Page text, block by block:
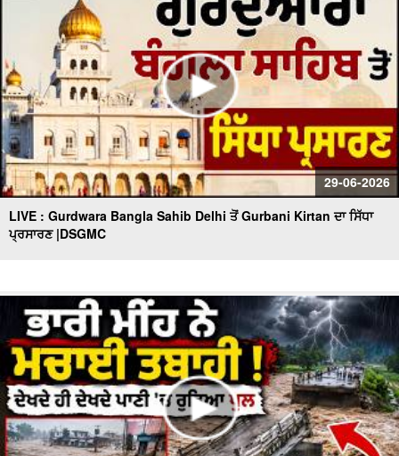
29-06-2026
LIVE : Gurdwara Bangla Sahib Delhi ਤੋਂ Gurbani Kirtan ਦਾ ਸਿੱਧਾ
ਪ੍ਰਸਾਰਣ |DSGMC